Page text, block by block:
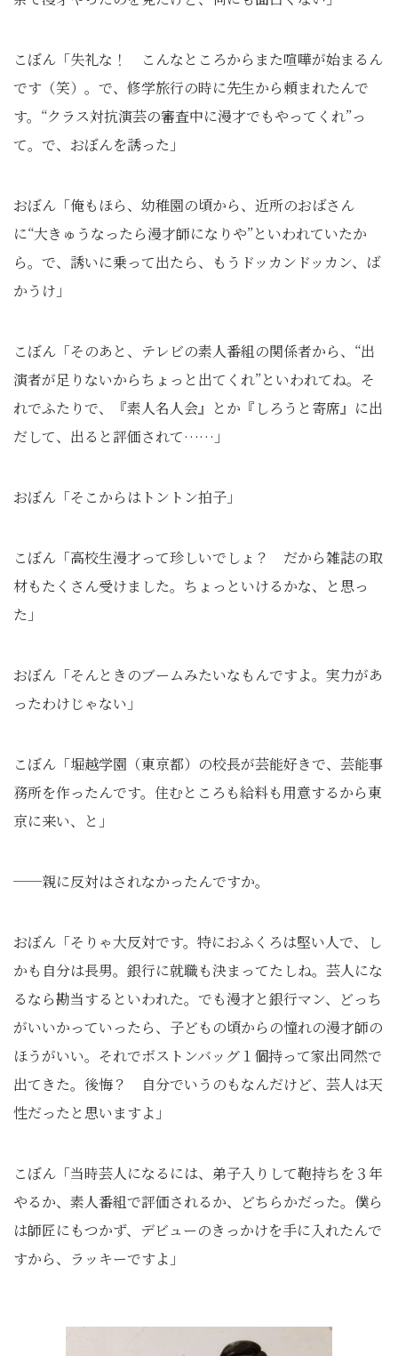
こぼん「失礼な！ こんなところからまた喧嘩が始まるん
です（笑）。で、修学旅行の時に先生から頼まれたんで
す。“クラス対抗演芸の審査中に漫才でもやってくれ”っ
て。で、おぼんを誘った」
おぼん「俺もほら、幼稚園の頃から、近所のおばさん
に“大きゅうなったら漫才師になりや”といわれていたか
ら。で、誘いに乗って出たら、もうドッカンドッカン、ば
かうけ」
こぼん「そのあと、テレビの素人番組の関係者から、“出
演者が足りないからちょっと出てくれ”といわれてね。そ
れでふたりで、『素人名人会』とか『しろうと寄席』に出
だして、出ると評価されて……」
おぼん「そこからはトントン拍子」
こぼん「高校生漫才って珍しいでしょ？ だから雑誌の取
材もたくさん受けました。ちょっといけるかな、と思っ
た」
おぼん「そんときのブームみたいなもんですよ。実力があ
ったわけじゃない」
こぼん「堀越学園（東京都）の校長が芸能好きで、芸能事
務所を作ったんです。住むところも給料も用意するから東
京に来い、と」
──親に反対はされなかったんですか。
おぼん「そりゃ大反対です。特におふくろは堅い人で、し
かも自分は長男。銀行に就職も決まってたしね。芸人にな
るなら勘当するといわれた。でも漫才と銀行マン、どっち
がいいかっていったら、子どもの頃からの憧れの漫才師の
ほうがいい。それでボストンバッグ１個持って家出同然で
出てきた。後悔？ 自分でいうのもなんだけど、芸人は天
性だったと思いますよ」
こぼん「当時芸人になるには、弟子入りして鞄持ちを３年
やるか、素人番組で評価されるか、どちらかだった。僕ら
は師匠にもつかず、デビューのきっかけを手に入れたんで
すから、ラッキーですよ」